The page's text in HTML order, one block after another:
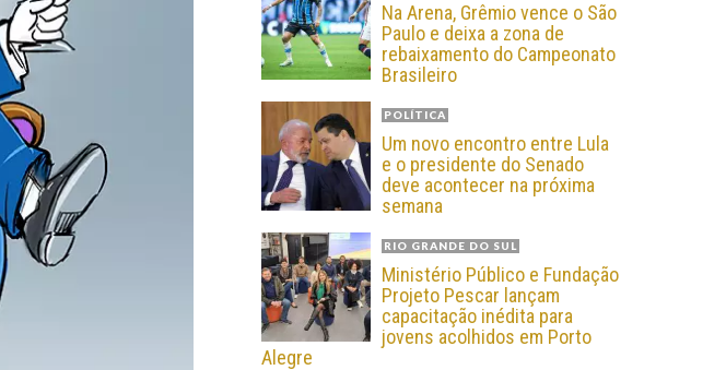
Na Arena, Grêmio vence o São
Paulo e deixa a zona de
rebaixamento do Campeonato
Brasileiro
POLÍTICA
Um novo encontro entre Lula
e o presidente do Senado
deve acontecer na próxima
semana
RIO GRANDE DO SUL
Ministério Público e Fundação
Projeto Pescar lançam
capacitação inédita para
jovens acolhidos em Porto
Alegre